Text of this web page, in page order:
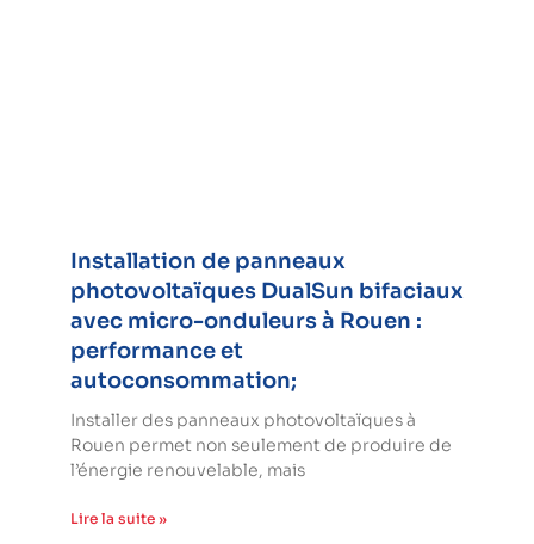
Installation de panneaux
photovoltaïques DualSun bifaciaux
avec micro-onduleurs à Rouen :
performance et
autoconsommation;
Installer des panneaux photovoltaïques à
Rouen permet non seulement de produire de
l’énergie renouvelable, mais
Lire la suite »